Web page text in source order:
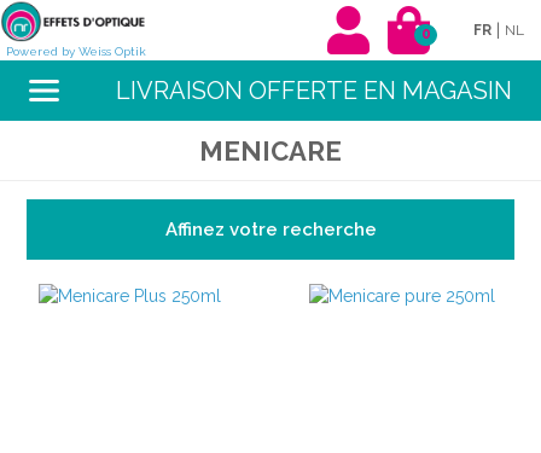
Powered by Weiss Optik
0 FR | NL
LIVRAISON OFFERTE EN MAGASIN
MENICARE
Affinez votre recherche